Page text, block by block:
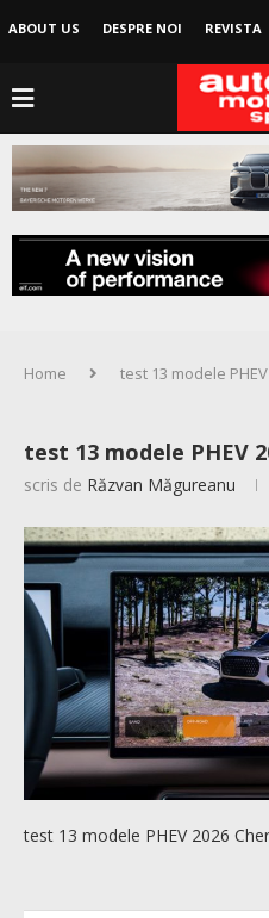
ABOUT US DESPRE NOI REVISTA
Home test 13 modele
test 13 modele PHEV
scris de Răzvan Măgureanu
test 13 modele PHEV 2026